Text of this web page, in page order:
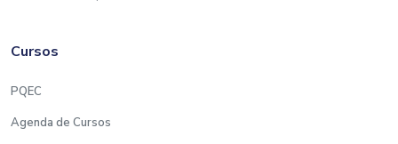
Cursos
PQEC
Agenda de Cursos